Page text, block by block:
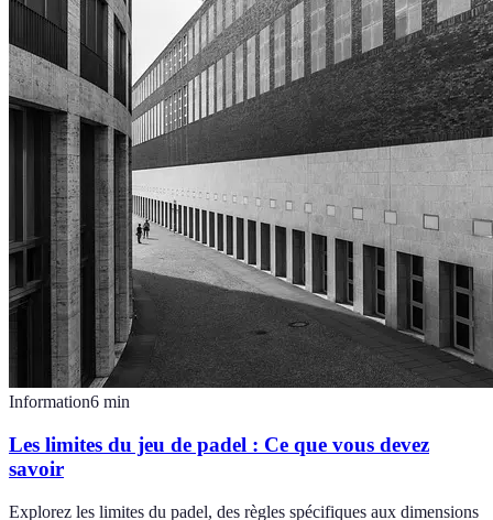
Information6 min
Les limites du jeu de padel : Ce que vous devez
savoir
Explorez les limites du padel, des règles spécifiques aux dimensions